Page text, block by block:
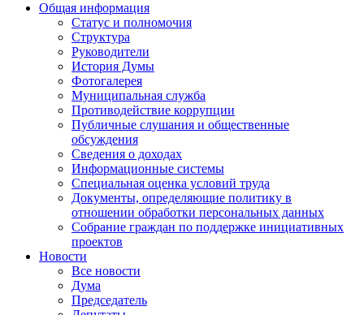
Общая информация
Статус и полномочия
Структура
Руководители
История Думы
Фотогалерея
Муниципальная служба
Противодействие коррупции
Публичные слушания и общественные
обсуждения
Сведения о доходах
Информационные системы
Специальная оценка условий труда
Документы, определяющие политику в
отношении обработки персональных данных
Собрание граждан по поддержке инициативных
проектов
Новости
Все новости
Дума
Председатель